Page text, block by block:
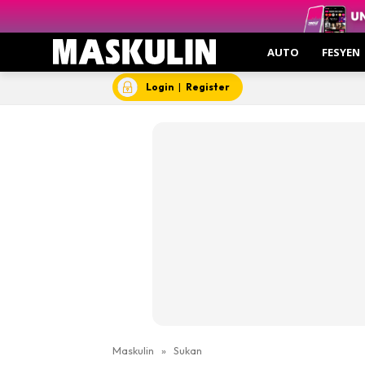
AUTO FESYEN
Login | Register
Maskulin » Sukan